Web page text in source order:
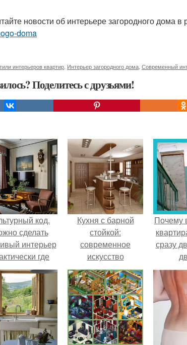
новости об интерьере загородного дома в
doma
интерьеров квартир Интерьер загородного дома Современный
Поделитесь с друзьями!
код.
сделать
интерьер
где
угодно.
Кухня с барной
стойкой:
современное
искусство
зонирования.
Почему
сразу